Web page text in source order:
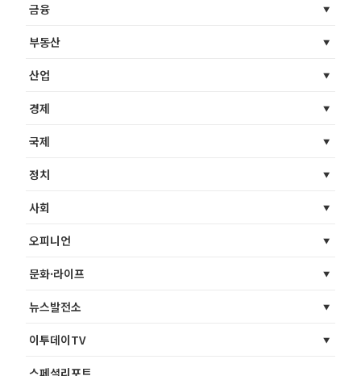
금융
부동산
산업
경제
국제
정치
사회
오피니언
문화·라이프
뉴스발전소
이투데이TV